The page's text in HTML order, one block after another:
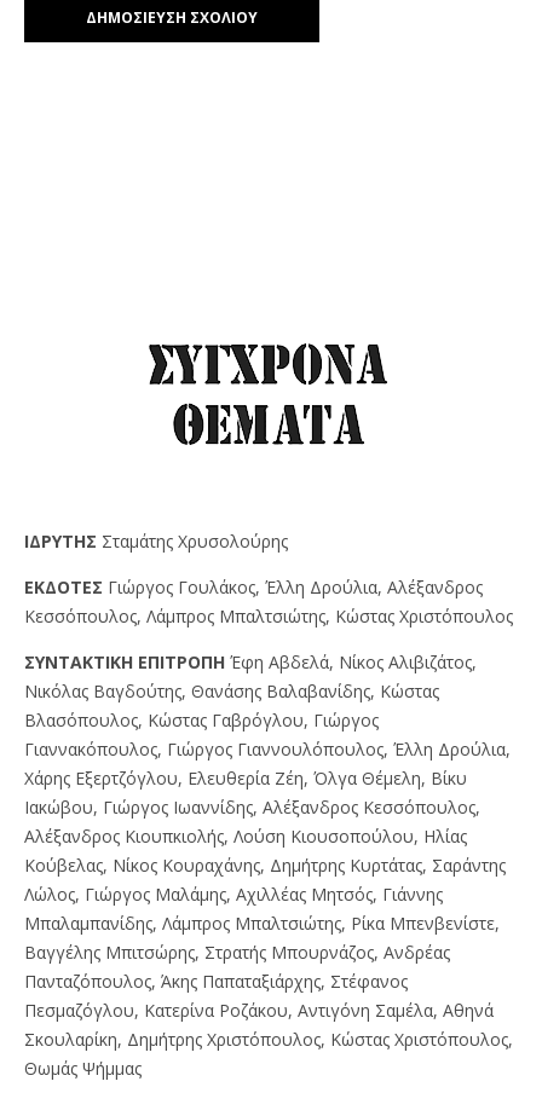
IΔPYTHΣ Σταμάτης Χρυσολούρης
EKΔOTEΣ Γιώργος Γουλάκος, Έλλη Δρούλια, Αλέξανδρος
Κεσσόπουλος, Λάμπρος Μπαλτσιώτης, Κώστας Χριστόπουλος
ΣYNTAKTIKH EΠITPOΠH Έφη Αβδελά, Νίκος Αλιβιζάτος,
Νικόλας Βαγδούτης, Θανάσης Βαλαβανίδης, Κώστας
Βλασόπουλος, Κώστας Γαβρόγλου, Γιώργος
Γιαννακόπουλος, Γιώργος Γιαννουλόπουλος, Έλλη Δρούλια,
Χάρης Εξερτζόγλου, Ελευθερία Ζέη, Όλγα Θέμελη, Βίκυ
Ιακώβου, Γιώργος Ιωαννίδης, Αλέξανδρος Κεσσόπουλος,
Αλέξανδρος Κιουπκιολής, Λούση Κιουσοπούλου, Ηλίας
Κούβελας, Νίκος Κουραχάνης, Δημήτρης Κυρτάτας, Σαράντης
Λώλος, Γιώργος Μαλάμης, Αχιλλέας Μητσός, Γιάννης
Μπαλαμπανίδης, Λάμπρος Μπαλτσιώτης, Ρίκα Μπενβενίστε,
Βαγγέλης Μπιτσώρης, Στρατής Μπουρνάζος, Ανδρέας
Πανταζόπουλος, Άκης Παπαταξιάρχης, Στέφανος
Πεσμαζόγλου, Κατερίνα Ροζάκου, Αντιγόνη Σαμέλα, Αθηνά
Σκουλαρίκη, Δημήτρης Χριστόπουλος, Κώστας Χριστόπουλος,
Θωμάς Ψήμμας